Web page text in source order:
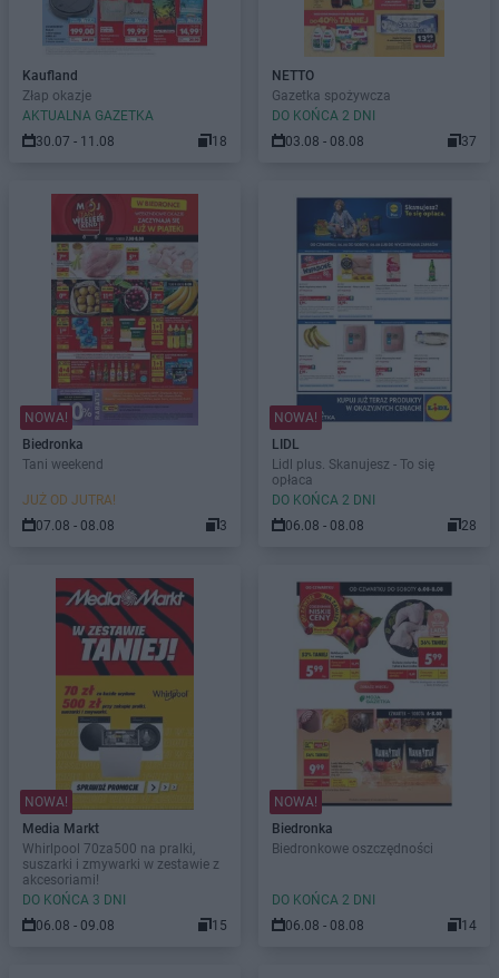
Kaufland
Złap okazje
AKTUALNA GAZETKA
30.07 - 11.08
18
NETTO
Gazetka spożywcza
DO KOŃCA 2 DNI
03.08 - 08.08
37
NOWA!
Biedronka
Tani weekend
JUŻ OD JUTRA!
07.08 - 08.08
3
NOWA!
LIDL
Lidl plus. Skanujesz - To się
opłaca
DO KOŃCA 2 DNI
06.08 - 08.08
28
NOWA!
Media Markt
Whirlpool 70za500 na pralki,
suszarki i zmywarki w zestawie z
akcesoriami!
DO KOŃCA 3 DNI
06.08 - 09.08
15
NOWA!
Biedronka
Biedronkowe oszczędności
DO KOŃCA 2 DNI
06.08 - 08.08
14